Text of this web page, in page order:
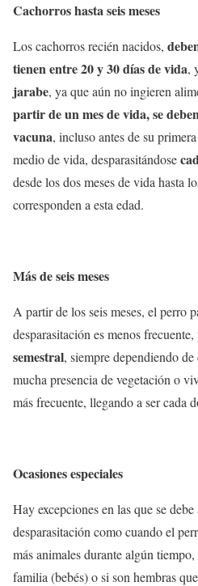
Cachorros hasta seis meses
Los cachorros recién nacidos,
tienen entre 20 y 30 días de vida,
jarabe, ya que aún no ingieren
partir de un mes de vida, se
vacuna, incluso antes de su
medio de vida, desparasitándose
desde los dos meses de vida hasta
corresponden a esta edad.
Más de seis meses
A partir de los seis meses, el perro
desparasitación es menos frecuente,
semestral, siempre dependiendo
mucha presencia de vegetación o
más frecuente, llegando a ser cada
Ocasiones especiales
Hay excepciones en las que se
desparasitación como cuando el
más animales durante algún
familia (bebés) o si son hembras